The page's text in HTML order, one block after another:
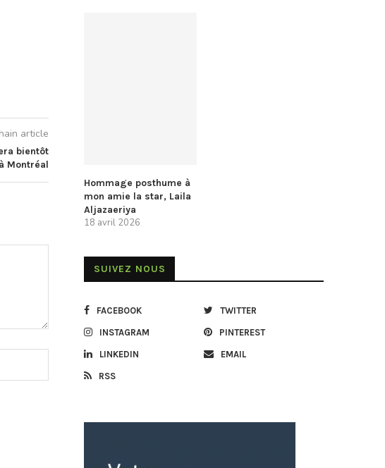
article
bientôt
Montréal
Hommage posthume à
mon amie la star, Laila
Aljazaeriya
18 avril 2026
SUIVEZ NOUS
FACEBOOK TWITTER
INSTAGRAM PINTEREST
LINKEDIN EMAIL
RSS